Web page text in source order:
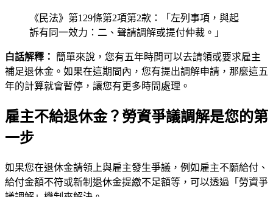
《民法》第129條第2項第2款：「左列事項，與起
訴有同一效力：二、聲請調解或提付仲裁。」
白話解釋： 簡單來說，您有五年時間可以去請領或要求雇主
補足退休金。如果在這期間內，您有提出調解申請，那麼這五
年的計算就會暫停，讓您有更多時間處理。
雇主不給退休金？勞資爭議調解是您的第
一步
如果您在退休金請領上與雇主發生爭議，例如雇主不願給付、
給付金額不符或新制退休金提繳不足額等，可以透過「勞資爭